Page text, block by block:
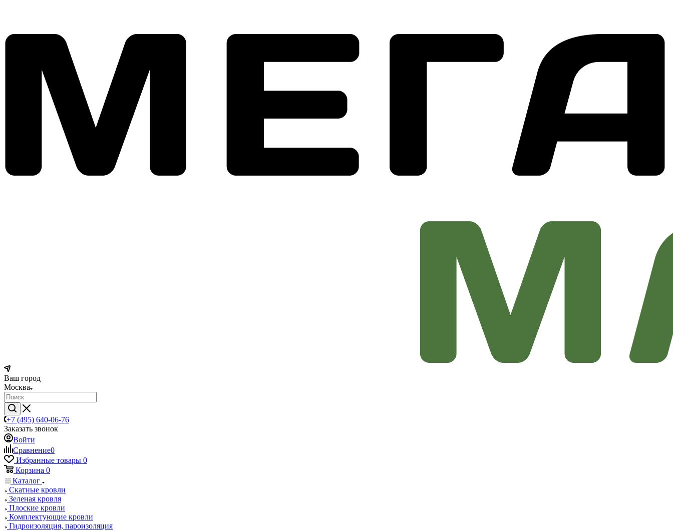
Ваш город
Москва
+7 (495) 640-06-76
Заказать звонок
Войти
Сравнение0
Избранные товары 0
Корзина 0
Каталог
Скатные кровли
Зеленая кровля
Плоские кровли
Комплектующие кровли
Гидроизоляция, пароизоляция